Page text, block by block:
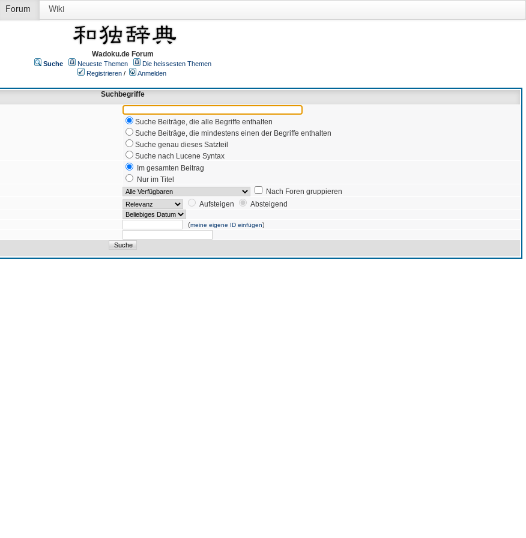
Forum Wiki
Wadoku.de Forum
Suche Neueste Themen
Die heissesten Themen
Registrieren /
Anmelden
Suchbegriffe
Suche Beiträge, die alle Begriffe enthalten
Suche Beiträge, die mindestens einen der Begriffe enthalten
Suche genau dieses Satzteil
Suche nach Lucene Syntax
Im gesamten Beitrag
Nur im Titel
Nach Foren gruppieren
Aufsteigen
Absteigend
(meine eigene ID einfügen)